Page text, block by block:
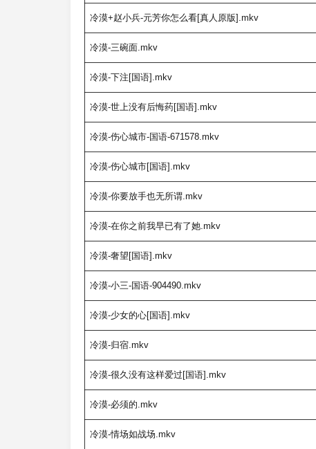
冷漠+赵小兵-元芳你怎么看[真人原版].mkv
冷漠-三碗面.mkv
冷漠-下注[国语].mkv
冷漠-世上没有后悔药[国语].mkv
冷漠-伤心城市-国语-671578.mkv
冷漠-伤心城市[国语].mkv
冷漠-你要放手也无所谓.mkv
冷漠-在你之前我早已有了她.mkv
冷漠-奢望[国语].mkv
冷漠-小三-国语-904490.mkv
冷漠-少女的心[国语].mkv
冷漠-归宿.mkv
冷漠-很久没有这样爱过[国语].mkv
冷漠-必须的.mkv
冷漠-情场如战场.mkv